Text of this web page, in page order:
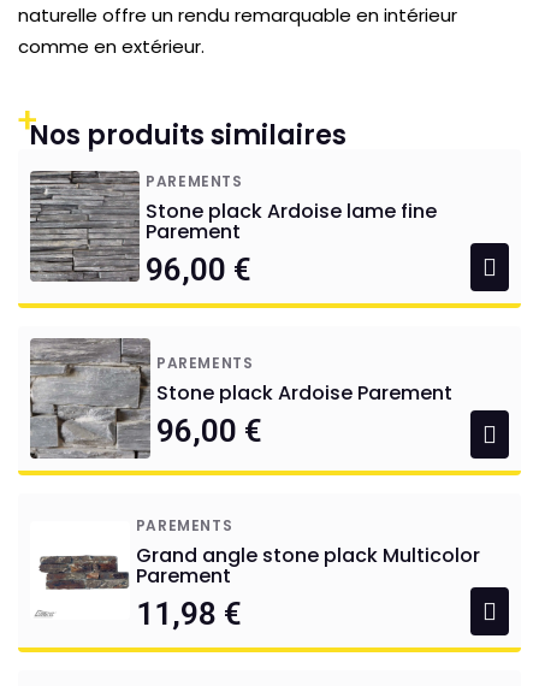
naturelle offre un rendu remarquable en intérieur
comme en extérieur.
+Nos produits similaires
PAREMENTS
Stone plack Ardoise lame fine
Parement
96,00 €
PAREMENTS
Stone plack Ardoise Parement
96,00 €
PAREMENTS
Grand angle stone plack Multicolor
Parement
11,98 €